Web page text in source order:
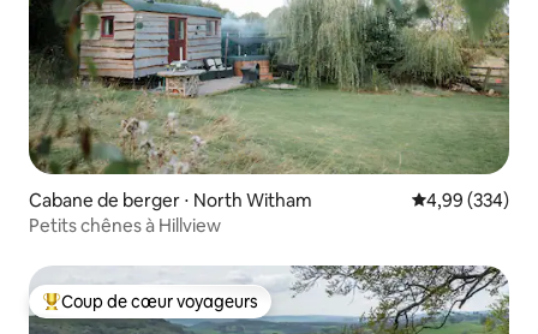
Cabane de berger ⋅ North Witham Évaluation
4,99 (334)
Petits chênes à Hillview
Coups de cœur voyageurs les plus appréciés
Coup de cœur voyageurs